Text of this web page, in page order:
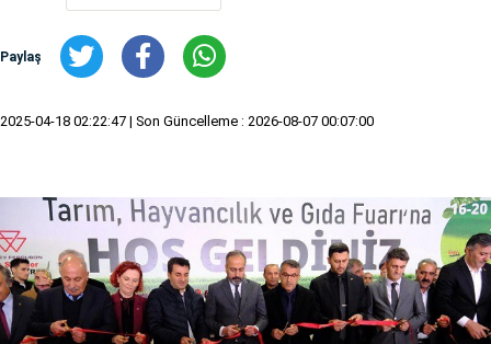
Paylaş
2025-04-18 02:22:47 | Son Güncelleme : 2026-08-07 00:07:00